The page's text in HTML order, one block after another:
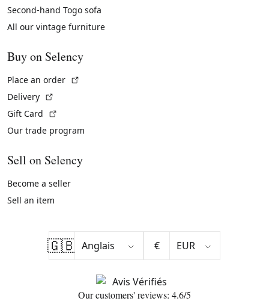
Second-hand Togo sofa
All our vintage furniture
Buy on Selency
Place an order
Delivery
Gift Card
Our trade program
Sell on Selency
Become a seller
Sell an item
🇬🇧 €
Our customers' reviews: 4.6/5